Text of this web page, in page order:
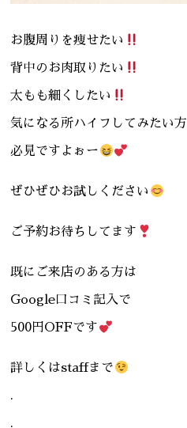
お腹周りを痩せたい
背中のお肉取りたい
太もも細くしたい
気になる所ハイフしてみたい方
必見ですよぉー
ぜひぜひお試しください
ご予約お待ちしてます
既にご来店のある方は
Google口コミ記入で
500円OFFです
詳しくはstaffまで
.
.